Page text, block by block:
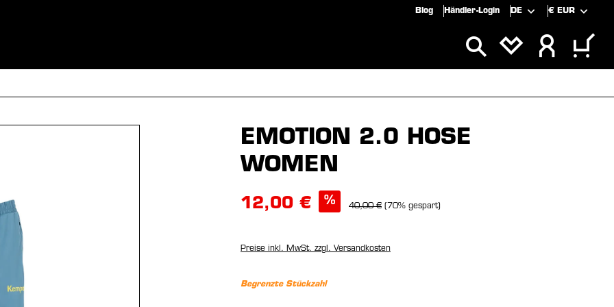
Blog Händler-Login DE € EUR
EMOTION 2.0 HOSE
WOMEN
12,00 € % 40,00 € (70% gespart)
Preise inkl. MwSt. zzgl. Versandkosten
Begrenzte Stückzahl